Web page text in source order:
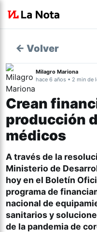
← Volver
Milagro Mariona
hace 6 años • 2 min de
Crean
producción
médicos
A través de la
Ministerio de
hoy en el Boletín
programa de
nacional de
sanitarios y
de la pandemia de